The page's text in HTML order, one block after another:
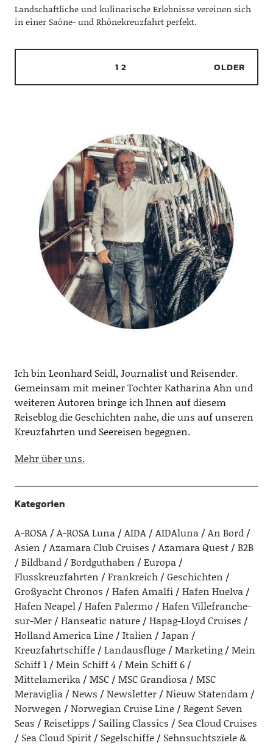
Landschaftliche und kulinarische Erlebnisse vereinen sich
in einer Saône- und Rhônekreuzfahrt perfekt.
1 2 OLDER
Ich bin Leonhard Seidl, Journalist und Reisender.
Gemeinsam mit meiner Tochter Katharina Ahn und
weiteren Autoren bringe ich Ihnen auf diesem
Reiseblog die Geschichten nahe, die uns auf unseren
Kreuzfahrten und Seereisen begegnen.
Mehr über uns.
Kategorien
A-ROSA A-ROSA Luna AIDA AIDAluna
An Bord
Asien
Azamara Club Cruises Azamara Quest
B2B
Bildband
Bordguthaben
Europa
Flusskreuzfahrten
Frankreich
Geschichten
Großyacht Chronos
Hafen Amalfi
Hafen Huelva
Hafen Neapel
Hafen Palermo
Hafen Villefranche-
sur-Mer
Hanseatic nature
Hapag-Lloyd Cruises
Holland America Line
Italien
Japan
Kreuzfahrtschiffe
Landausflüge Marketing
Mein
Schiff 1
Mein Schiff 4
Mein Schiff 6
Mittelamerika
MSC MSC Grandiosa
MSC
Meraviglia
News Newsletter
Nieuw Statendam
Norwegen
Norwegian Cruise Line
Regent Seven
Seas
Reisetipps Sailing Classics
Sea Cloud Cruises
Sea Cloud Spirit
Segelschiffe
Sehnsuchtsziele &